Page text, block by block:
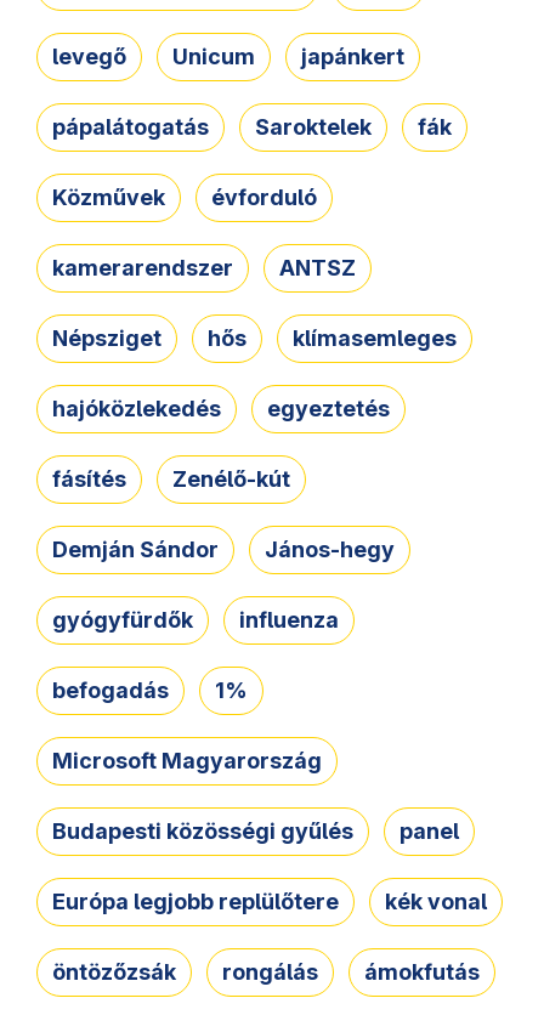
levegő Unicum japánkert
pápalátogatás Saroktelek fák
Közművek évforduló
kamerarendszer ANTSZ
Népsziget hős klímasemleges
hajóközlekedés egyeztetés
fásítés Zenélő-kút
Demján Sándor János-hegy
gyógyfürdők influenza
befogadás 1%
Microsoft Magyarország
Budapesti közösségi gyűlés panel
Európa legjobb replülőtere kék vonal
öntözőzsák rongálás ámokfutás